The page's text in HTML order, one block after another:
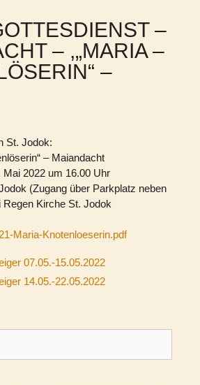
–
– ,„MARIA –
–
St. Jodok:
– Maiandacht
2022 um 16.00 Uhr
(Zugang über Parkplatz neben
Kirche St. Jodok
Maria-Knotenloeserin.pdf
07.05.-15.05.2022
14.05.-22.05.2022